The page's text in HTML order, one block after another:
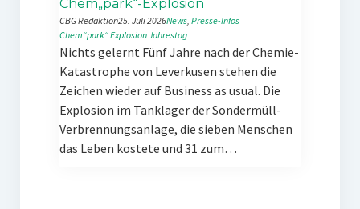
Chem„park“-Explosion
CBG Redaktion25. Juli 2026News, Presse-Infos
Chem“park“ExplosionJahrestag
Nichts gelernt Fünf Jahre nach der Chemie-
Katastrophe von Leverkusen stehen die
Zeichen wieder auf Business as usual. Die
Explosion im Tanklager der Sondermüll-
Verbrennungsanlage, die sieben Menschen
das Leben kostete und 31 zum…